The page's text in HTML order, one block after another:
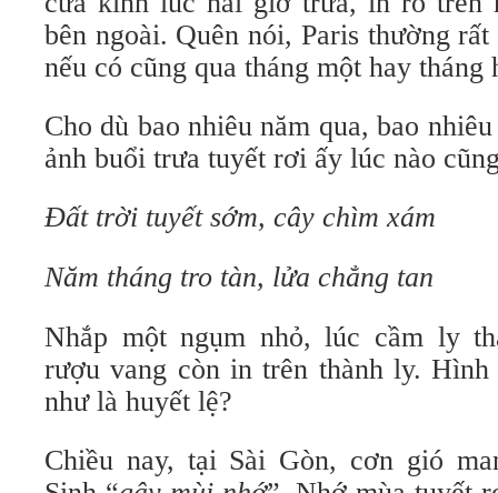
bên ngoài. Quên nói, Paris thường
nếu có cũng qua tháng một hay
Cho dù bao nhiêu năm qua, bao
ảnh buổi trưa tuyết rơi ấy lúc nào
Đất trời tuyết sớm, cây chìm xám
Năm tháng tro tàn, lửa chẳng tan
Nhắp một ngụm nhỏ, lúc cầm ly
rượu vang còn in trên thành ly.
như là huyết lệ?
Chiều nay, tại Sài Gòn, cơn gió